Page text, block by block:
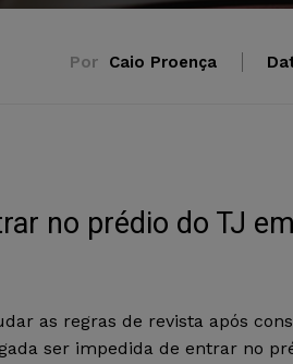
Por Caio Proença
no prédio do TJ
as regras de revista após
ser impedida de entrar no